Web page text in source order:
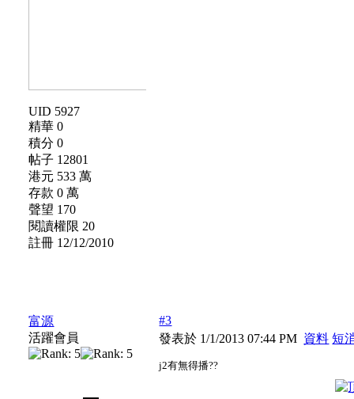
UID 5927
精華 0
積分 0
帖子 12801
港元 533 萬
存款 0 萬
聲望 170
閱讀權限 20
註冊 12/12/2010
富源
活躍會員
#3
發表於 1/1/2013 07:44 PM 資料 短
j2有無得播??